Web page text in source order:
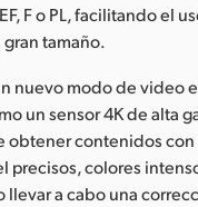
F o PL, facilitando el
tamaño.
nuevo modo de video
un sensor 4K de alta
obtener contenidos
colores
a cabo una